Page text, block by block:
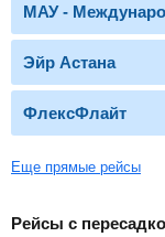
МАУ -
Эйр Астана
ФлексФлайт
Еще прямые рейсы
Рейсы с